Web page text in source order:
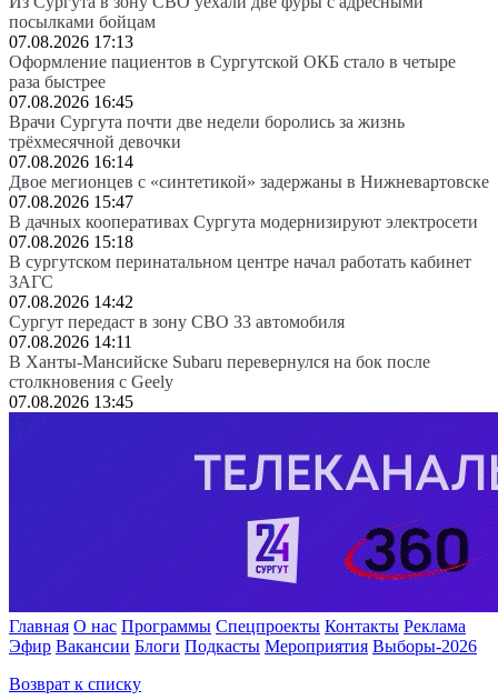
посылками бойцам
07.08.2026 17:13
Оформление пациентов в Сургутской ОКБ стало в четыре
раза быстрее
07.08.2026 16:45
Врачи Сургута почти две недели боролись за жизнь
трёхмесячной девочки
07.08.2026 16:14
Двое мегионцев с «синтетикой» задержаны в Нижневартовске
07.08.2026 15:47
В дачных кооперативах Сургута модернизируют электросети
07.08.2026 15:18
В сургутском перинатальном центре начал работать кабинет
ЗАГС
07.08.2026 14:42
Сургут передаст в зону СВО 33 автомобиля
07.08.2026 14:11
В Ханты-Мансийске Subaru перевернулся на бок после
столкновения с Geely
07.08.2026 13:45
Главная О нас Программы Спецпроекты Контакты Реклама
Эфир Вакансии Блоги Подкасты Мероприятия Выборы-2026
Возврат к списку